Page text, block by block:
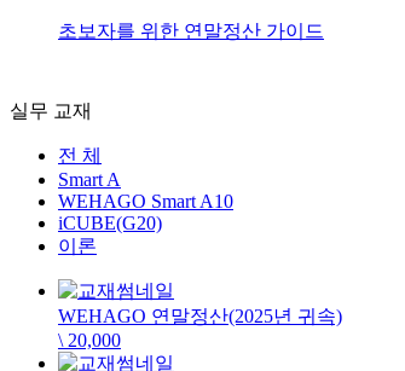
초보자를 위한 연말정산 가이드
실무 교재
전 체
Smart A
WEHAGO Smart A10
iCUBE(G20)
이론
WEHAGO 연말정산(2025년 귀속)
\ 20,000